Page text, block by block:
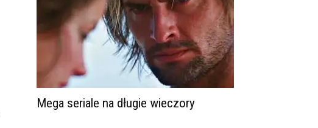
Mega seriale na długie wieczory